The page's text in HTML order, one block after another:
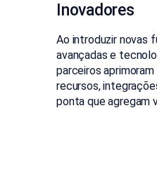
Inovadores
Ao introduzir novas
avançadas e
parceiros
recursos,
ponta que agregam